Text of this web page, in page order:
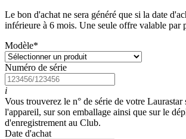
Le bon d'achat ne sera généré que si la date
inférieure à 6 mois. Une seule offre valable par
Modèle*
Numéro de série
i
Vous trouverez le n° de série de votre Laurastar
l'appareil, sur son emballage ainsi que sur le
d'enregistrement au Club.
Date d'achat